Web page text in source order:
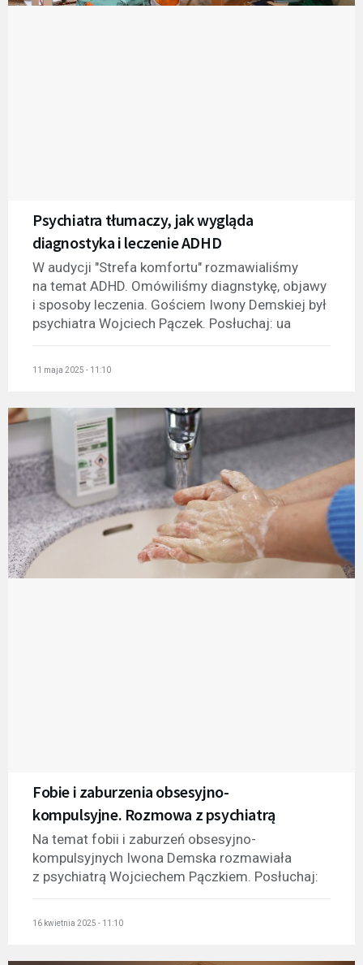
Psychiatra tłumaczy, jak wygląda
diagnostyka i leczenie ADHD
W audycji "Strefa komfortu" rozmawialiśmy
na temat ADHD. Omówiliśmy diagnstykę, objawy
i sposoby leczenia. Gościem Iwony Demskiej był
psychiatra Wojciech Pączek. Posłuchaj: ua
11 maja 2025 - 11:10
Fobie i zaburzenia obsesyjno-
kompulsyjne. Rozmowa z psychiatrą
Na temat fobii i zaburzeń obsesyjno-
kompulsyjnych Iwona Demska rozmawiała
z psychiatrą Wojciechem Pączkiem. Posłuchaj:
16 kwietnia 2025 - 11:10